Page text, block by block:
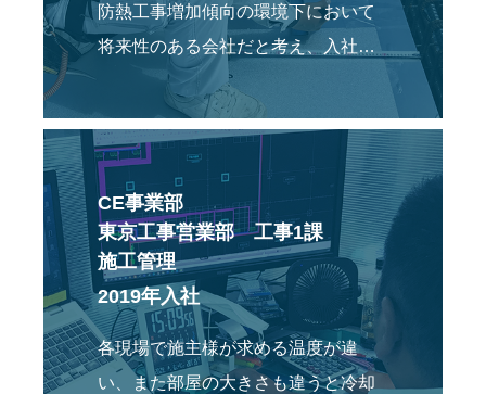
防熱工事増加傾向の環境下において
将来性のある会社だと考え、入社し
たいと思いました。
CE事業部
東京工事営業部 工事1課
施工管理
2019年入社
各現場で施主様が求める温度が違
い、また部屋の大きさも違うと冷却